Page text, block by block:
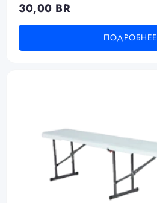
30,00 BR
ПОДРОБНЕЕ